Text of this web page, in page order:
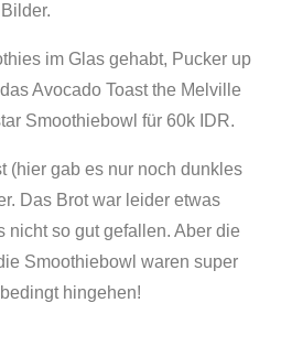
im Glas gehabt, Pucker up
Avocado Toast the Melville
Smoothiebowl für 60k IDR.
(hier gab es nur noch dunkles
Das Brot war leider etwas
nicht so gut gefallen. Aber die
Smoothiebowl waren super
hingehen!